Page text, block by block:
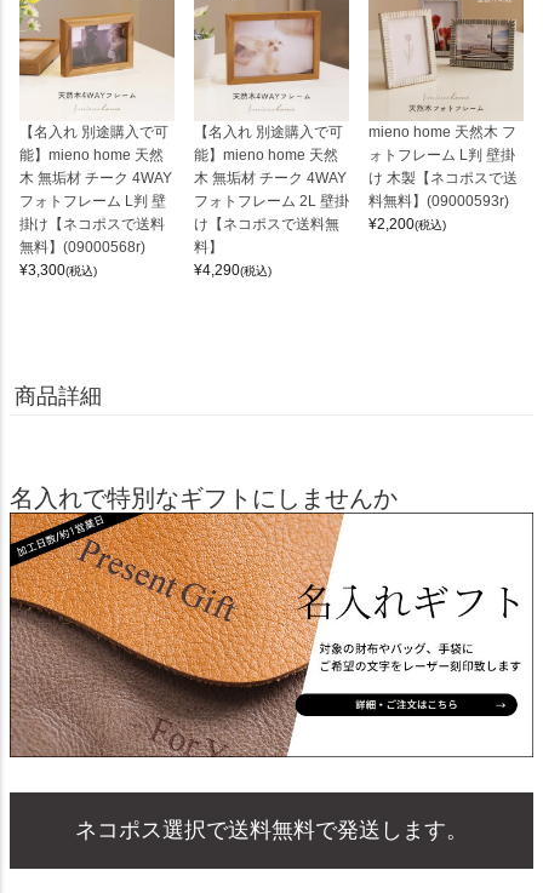
【名入れ 別途購入で可
能】mieno home 天然
木 無垢材 チーク 4WAY
フォトフレーム L判 壁
掛け【ネコポスで送料
無料】(09000568r)
¥3,300(税込)
【名入れ 別途購入で可
能】mieno home 天然
木 無垢材 チーク 4WAY
フォトフレーム 2L 壁掛
け【ネコポスで送料無
料】
¥4,290(税込)
mieno home 天然木 フ
ォトフレーム L判 壁掛
け 木製【ネコポスで送
料無料】(09000593r)
¥2,200(税込)
商品詳細
名入れで特別なギフトにしませんか
ネコポス選択で送料無料で発送します。